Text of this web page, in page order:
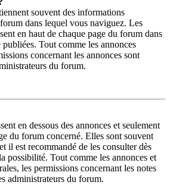
souvent des informations
dans lequel vous naviguez. Les
en haut de chaque page du forum dans
Tout comme les annonces
concernant les annonces sont
du forum.
en dessous des annonces et seulement
du forum concerné. Elles sont souvent
il est recommandé de les consulter dès
possibilité. Tout comme les annonces et
les permissions concernant les notes
administrateurs du forum.